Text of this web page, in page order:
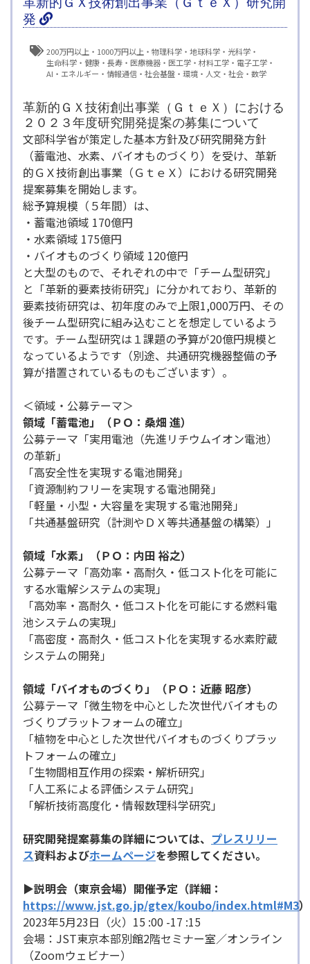
発
200万円以上 1000万円以上 物理科学 地球科学
光科学
生命科学
健康・長寿 医療機器・医工学 材料工学
電子工学
AI
エネルギー 情報通信 社会基盤 環境 人文・社会 数学
革新的ＧＸ技術創出事業（ＧｔｅＸ）における
２０２３年度研究開発提案の募集について
文部科学省が策定した基本方針及び研究開発方針
（蓄電池、水素、バイオものづくり）を受け、革新
的ＧＸ技術創出事業（ＧｔｅＸ）における研究開発
提案募集を開始します。
総予算規模（５年間）は、
・蓄電池領域 170億円
・水素領域 175億円
・バイオものづくり領域 120億円
と大型のもので、それぞれの中で「チーム型研究」
と「革新的要素技術研究」に分かれており、革新的
要素技術研究は、初年度のみで上限1,000万円、その
後チーム型研究に組み込むことを想定しているよう
です。チーム型研究は１課題の予算が20億円規模と
なっているようです（別途、共通研究機器整備の予
算が措置されているものもございます）。
＜領域・公募テーマ＞
領域「蓄電池」（ＰＯ：桑畑 進）
公募テーマ「実用電池（先進リチウムイオン電池）
の革新」
「高安全性を実現する電池開発」
「資源制約フリーを実現する電池開発」
「軽量・小型・大容量を実現する電池開発」
「共通基盤研究（計測やＤＸ等共通基盤の構築）」
領域「水素」（ＰＯ：内田 裕之）
公募テーマ「高効率・高耐久・低コスト化を可能に
する水電解システムの実現」
「高効率・高耐久・低コスト化を可能にする燃料電
池システムの実現」
「高密度・高耐久・低コスト化を実現する水素貯蔵
システムの開発」
領域「バイオものづくり」（ＰＯ：近藤 昭彦）
公募テーマ「微生物を中心とした次世代バイオもの
づくりプラットフォームの確立」
「植物を中心とした次世代バイオものづくりプラッ
トフォームの確立」
「生物間相互作用の探索・解析研究」
「人工系による評価システム研究」
「解析技術高度化・情報数理科学研究」
研究開発提案募集の詳細については、 プレスリリー
ス資料およびホームページを参照してください。
▶説明会（東京会場）開催予定（詳細：
https://www.jst.go.jp/gtex/koubo/index.html#M3）
2023年5月23日（火）15 :00 -17 :15
会場：JST東京本部別館2階セミナー室／オンライン
（Zoomウェビナー）